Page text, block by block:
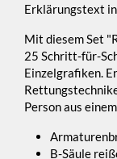
Erklärungstext
Mit diesem Set
25 Schritt-für-
Einzelgrafiken.
Person aus
B-Säule